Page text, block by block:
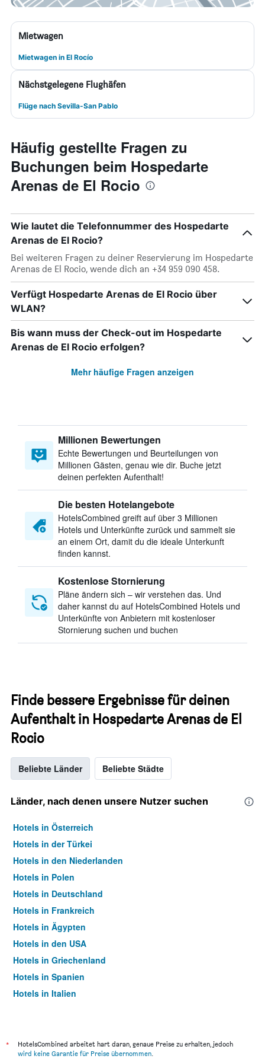
Mietwagen
Mietwagen in El Rocío
Nächstgelegene Flughäfen
Flüge nach Sevilla-San Pablo
Häufig gestellte Fragen zu
Buchungen beim Hospedarte
Arenas de El Rocio
Wie lautet die Telefonnummer des Hospedarte
Arenas de El Rocio?
Bei weiteren Fragen zu deiner Reservierung im Hospedarte
Arenas de El Rocio, wende dich an +34 959 090 458.
Verfügt Hospedarte Arenas de El Rocio über
WLAN?
Bis wann muss der Check-out im Hospedarte
Arenas de El Rocio erfolgen?
Mehr häufige Fragen anzeigen
Millionen Bewertungen
Echte Bewertungen und Beurteilungen von
Millionen Gästen, genau wie dir. Buche jetzt
deinen perfekten Aufenthalt!
Die besten Hotelangebote
HotelsCombined greift auf über 3 Millionen
Hotels und Unterkünfte zurück und sammelt sie
an einem Ort, damit du die ideale Unterkunft
finden kannst.
Kostenlose Stornierung
Pläne ändern sich – wir verstehen das. Und
daher kannst du auf HotelsCombined Hotels und
Unterkünfte von Anbietern mit kostenloser
Stornierung suchen und buchen
Finde bessere Ergebnisse für deinen
Aufenthalt in Hospedarte Arenas de El
Rocio
Beliebte Länder Beliebte Städte
Länder, nach denen unsere Nutzer suchen
Hotels in Österreich
Hotels in der Türkei
Hotels in den Niederlanden
Hotels in Polen
Hotels in Deutschland
Hotels in Frankreich
Hotels in Ägypten
Hotels in den USA
Hotels in Griechenland
Hotels in Spanien
Hotels in Italien
*
HotelsCombined arbeitet hart daran, genaue Preise zu erhalten, jedoch
wird keine Garantie für Preise übernommen.